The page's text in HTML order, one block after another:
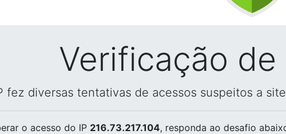
Verificação
fez diversas tentativas de acessos suspeitos a
o acesso do IP 216.73.217.104, responda ao desafio